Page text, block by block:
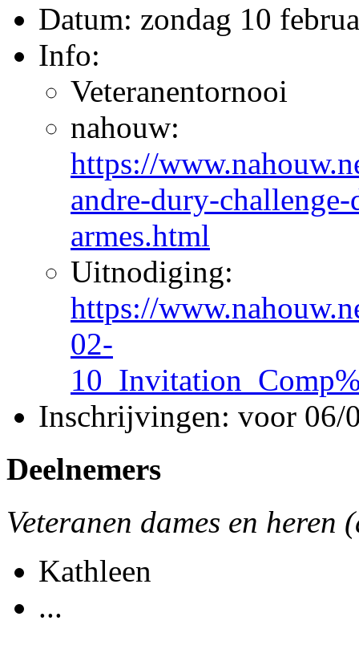
Datum: zondag 10
Info:
Veteranentornooi
nahouw:
https://
andre-dury-
armes.html
Uitnodiging:
https://
02-
Inschrijvingen: voor 06/
Deelnemers
Veteranen dames en heren
Kathleen
...